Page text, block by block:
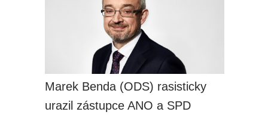
Marek Benda (ODS) rasisticky
urazil zástupce ANO a SPD